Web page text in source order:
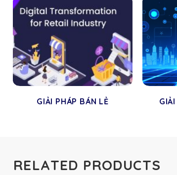
GIẢI PHÁP BÁN LẺ
RELATED PRODUCTS